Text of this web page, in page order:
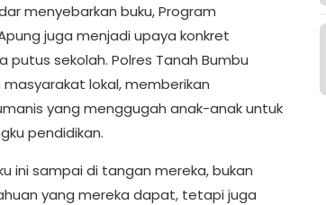
menyebarkan buku, Program
juga menjadi upaya konkret
putus sekolah. Polres Tanah Bumbu
lokal, memberikan
yang menggugah anak-anak untuk
pendidikan.
ini sampai di tangan mereka, bukan
yang mereka dapat, tetapi juga